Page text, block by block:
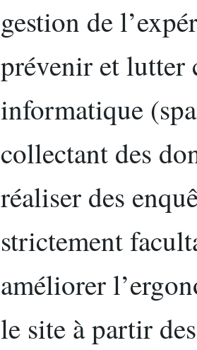
gestion de
prévenir et lutter
informatique
collectant des
réaliser des
strictement
améliorer
le site à partir